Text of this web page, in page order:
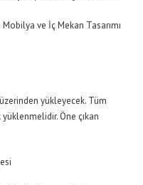
ve İç Mekan Tasarımı
yükleyecek. Tüm
Öne çıkan